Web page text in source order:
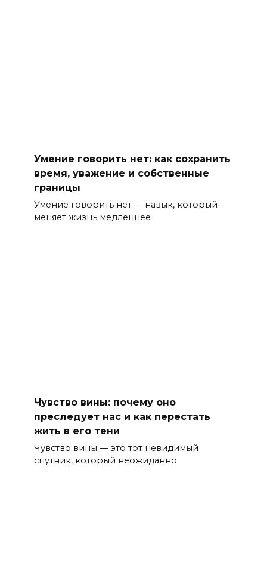
Умение говорить нет: как сохранить
время, уважение и собственные
границы
Умение говорить нет — навык, который
меняет жизнь медленнее
Чувство вины: почему оно
преследует нас и как перестать
жить в его тени
Чувство вины — это тот невидимый
спутник, который неожиданно